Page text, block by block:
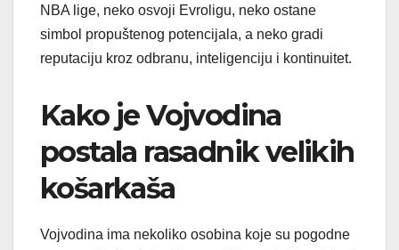
NBA lige, neko osvoji Evroligu, neko ostane
simbol propuštenog potencijala, a neko gradi
reputaciju kroz odbranu, inteligenciju i kontinuitet.
Kako je Vojvodina
postala rasadnik velikih
košarkaša
Vojvodina ima nekoliko osobina koje su pogodne